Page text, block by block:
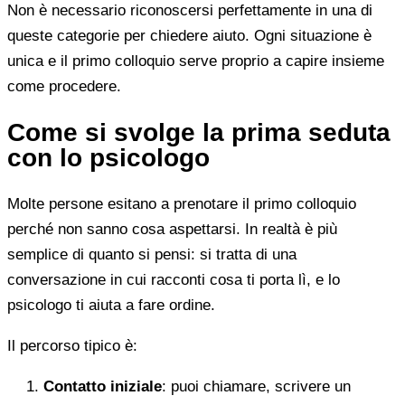
Non è necessario riconoscersi perfettamente in una di
queste categorie per chiedere aiuto. Ogni situazione è
unica e il primo colloquio serve proprio a capire insieme
come procedere.
Come si svolge la prima seduta
con lo psicologo
Molte persone esitano a prenotare il primo colloquio
perché non sanno cosa aspettarsi. In realtà è più
semplice di quanto si pensi: si tratta di una
conversazione in cui racconti cosa ti porta lì, e lo
psicologo ti aiuta a fare ordine.
Il percorso tipico è:
Contatto iniziale: puoi chiamare, scrivere un